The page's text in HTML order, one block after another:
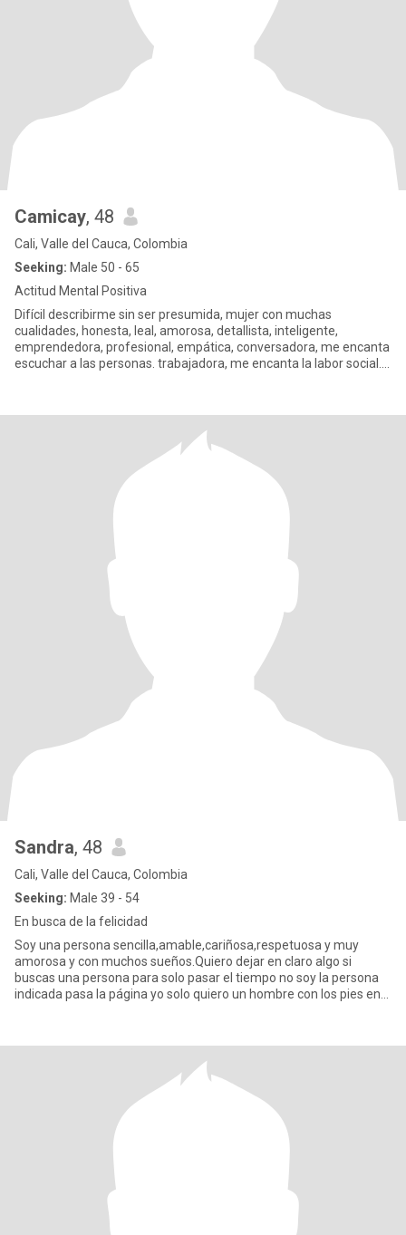
Camicay, 48
Cali, Valle del Cauca, Colombia
Seeking: Male 50 - 65
Actitud Mental Positiva
Difícil describirme sin ser presumida, mujer con muchas
cualidades, honesta, leal, amorosa, detallista, inteligente,
emprendedora, profesional, empática, conversadora, me encanta
escuchar a las personas. trabajadora, me encanta la labor social.
Sandra, 48
Cali, Valle del Cauca, Colombia
Seeking: Male 39 - 54
En busca de la felicidad
Soy una persona sencilla,amable,cariñosa,respetuosa y muy
amorosa y con muchos sueños.Quiero dejar en claro algo si
buscas una persona para solo pasar el tiempo no soy la persona
indicada pasa la página yo solo quiero un hombre con los pies en